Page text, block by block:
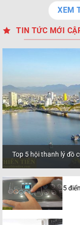
XEM
TIN TỨC MỚI
Top 5 hội thanh lý đồ
5